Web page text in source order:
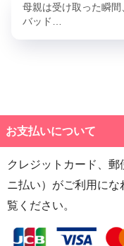
母親は受け取った瞬
バッド…
お支払いについて
クレジットカード、
ニ払い）がご利用にな
覧ください。